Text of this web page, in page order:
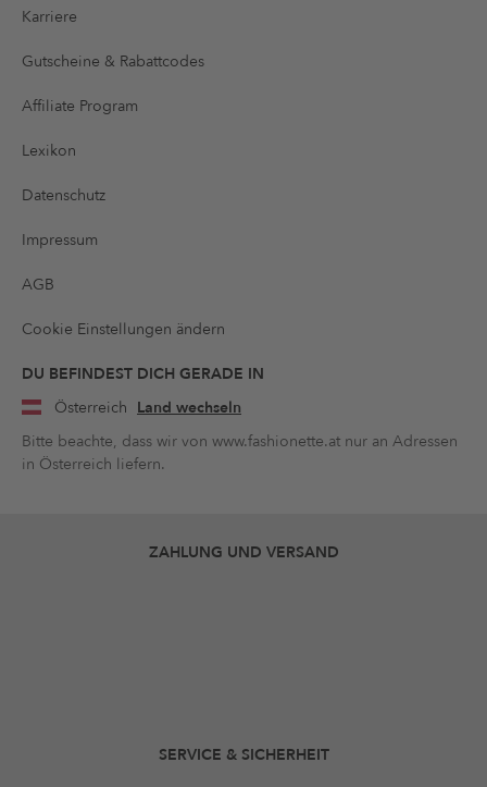
Karriere
Gutscheine & Rabattcodes
Affiliate Program
Lexikon
Datenschutz
Impressum
AGB
Cookie Einstellungen ändern
DU BEFINDEST DICH GERADE IN
Österreich Land wechseln
Bitte beachte, dass wir von www.fashionette.at nur an Adressen
in Österreich liefern.
ZAHLUNG UND VERSAND
SERVICE & SICHERHEIT